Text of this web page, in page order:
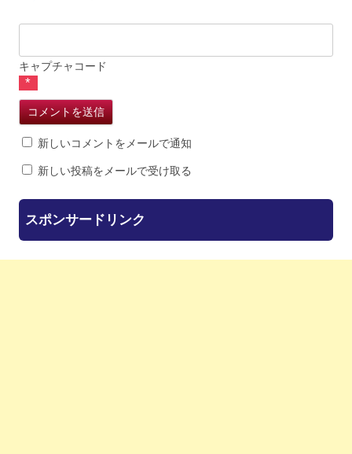
キャプチャコード
*
新しいコメントをメールで通知
新しい投稿をメールで受け取る
スポンサードリンク